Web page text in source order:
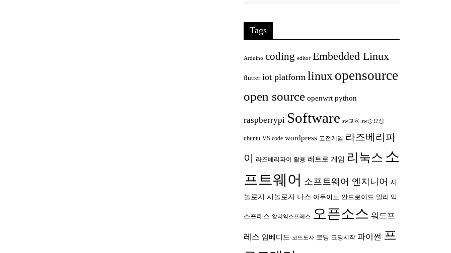
Tags
Arduino coding editor Embedded Linux
flutter iot platform linux opensource
open source openwrt python
raspberrypi Software sw교육 sw중요성
ubuntu VS code wordpress 고전게임
라즈베리파
이
라즈베리파이 활용 레트로 게임 리눅스 소
프트웨어 소프트웨어 엔지니어 시
놀로지 시놀로지 나스 아두이노 안드로이드 알리 익
스프레스 알리익스프레스 오픈소스 워드프
레스 임베디드 코드도사 코딩 코딩시작 파이썬 프